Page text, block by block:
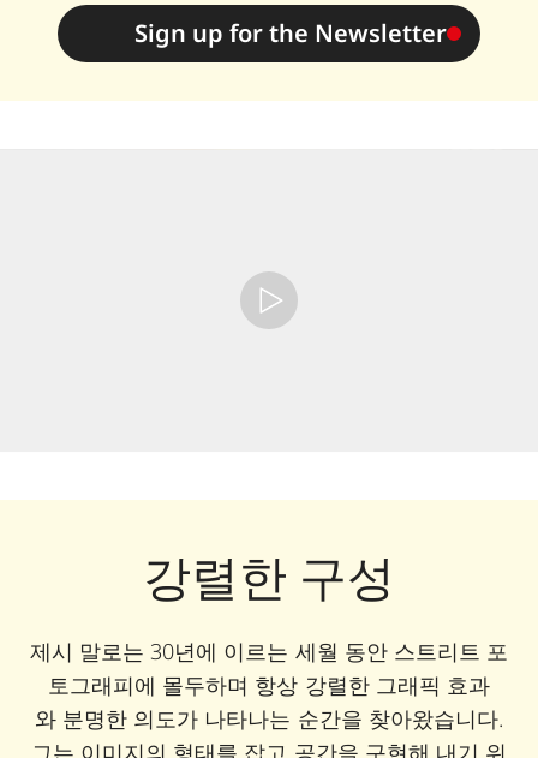
Sign up for the Newsletter
강렬한 구성
제시 말로는 30년에 이르는 세월 동안 스트리트 포
토그래피에 몰두하며 항상 강렬한 그래픽 효과
와 분명한 의도가 나타나는 순간을 찾아왔습니다.
그는 이미지의 형태를 잡고 공간을 구현해 내기 위